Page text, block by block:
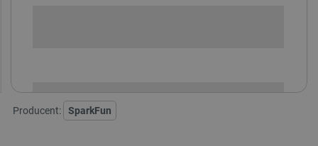
Producent: SparkFun